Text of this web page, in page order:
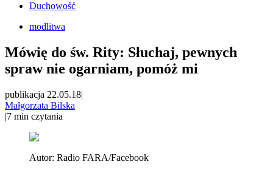
Duchowość
modlitwa
Mówię do św. Rity: Słuchaj, pewnych
spraw nie ogarniam, pomóż mi
publikacja 22.05.18|
Małgorzata Bilska
|7 min czytania
Autor: Radio FARA/Facebook